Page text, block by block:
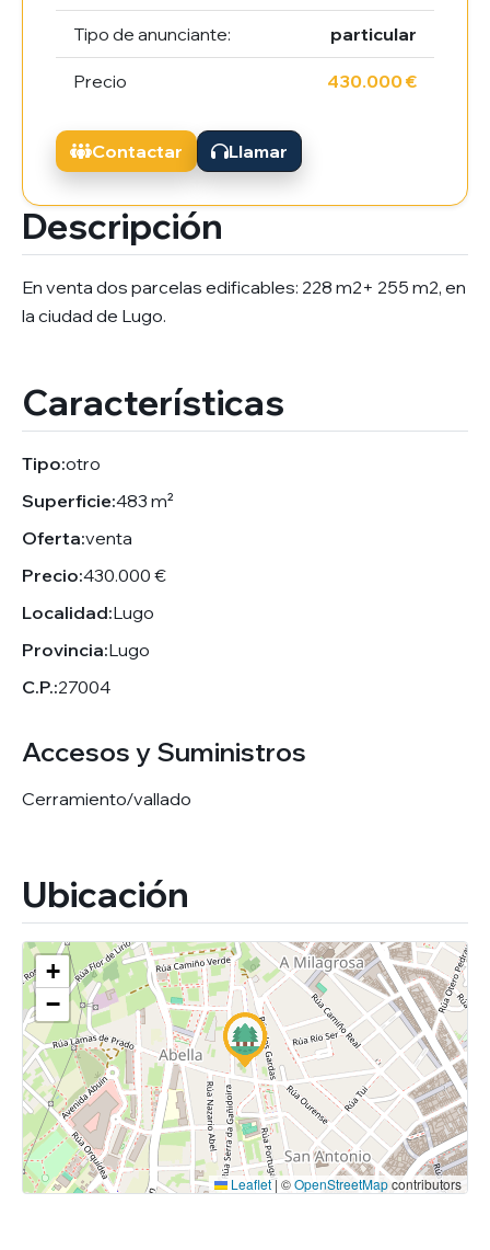
Descripción
En venta dos parcelas edificables: 228 m2+ 255 m2, en
la ciudad de Lugo.
Características
Tipo:otro
Superficie:483 m²
Oferta:venta
Precio:430.000 €
Localidad:Lugo
Provincia:Lugo
C.P.:27004
Accesos y Suministros
Cerramiento/vallado
Ubicación
+
−
Leaflet | ©OpenStreetMapcontributors
Tipo de anunciante: particular
Precio 430.000 €
Contactar Llamar